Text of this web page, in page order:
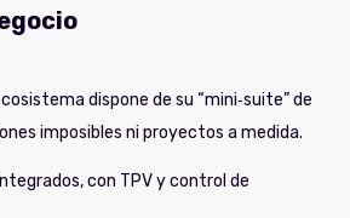
dispone de su “mini‑suite” de
imposibles ni proyectos a medida.
con TPV y control de